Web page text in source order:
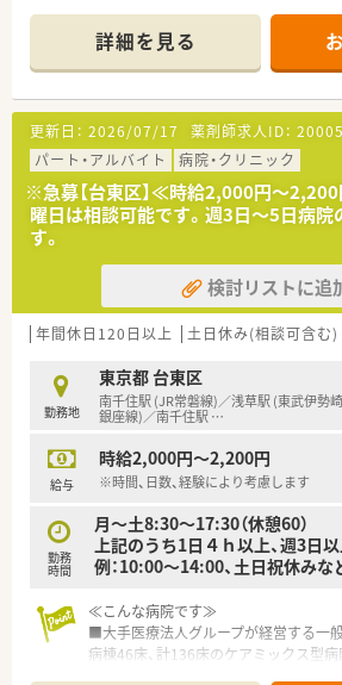
詳細を見る
更新日： 2026/07/17 薬剤師求人ID：
パート・アルバイト
病院・クリニック
※急募【台東区】≪時給2,000円～
曜日は相談可能です。週3日～5日病
す。
検討リストに追
年間休日120日以上 土日休み(相談可含む)
勤務地
東京都 台東区
南千住駅 (JR常磐線)／浅草駅 (東武伊勢
銀座線)／南千住駅 …
給与
時給2,000円～2,200円
※時間、日数、経験により考慮します
勤務
時間
月～土8:30～17:30（休憩60）
上記のうち1日４ｈ以上、週3日
例：10:00～14:00、土日祝休み
≪こんな病院です≫
■大手医療法人グループが経営する一
病棟46床、計136床のケアミックス型病